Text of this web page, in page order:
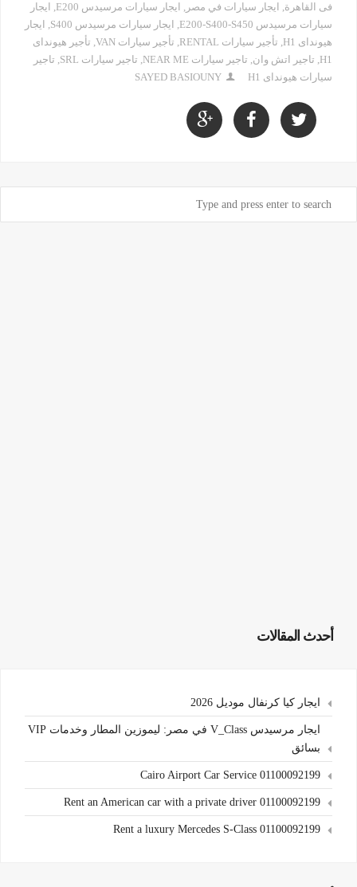
فى القاهرة, ايجار سيارات في مصر , ايجار سيارات مرسيدس E200 , ايجار
سيارات مرسيدس E200-S400-S450
, ايجار سيارات مرسيدس S400 , ايجار
هيونداى H1
, تأجير سيارات RENTAL , تأجير سيارات VAN , تأجير هيونداى
H1
, تاجير اتش وان, تاجير سيارات NEAR ME , تاجير سيارات SRL , تاجير
سيارات هيونداى H1
SAYED BASIOUNY
أحدث المقالات
ايجار كيا كرنفال موديل 2026
ايجار مرسيدس V_Class في مصر: ليموزين المطار وخدمات VIP
بسائق
Cairo Airport Car Service 01100092199
Rent an American car with a private driver 01100092199
Rent a luxury Mercedes S-Class 01100092199